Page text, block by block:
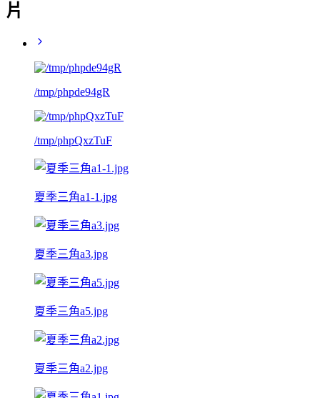
片
/tmp/phpde94gR
/tmp/phpQxzTuF
夏季三角a1-1.jpg
夏季三角a3.jpg
夏季三角a5.jpg
夏季三角a2.jpg